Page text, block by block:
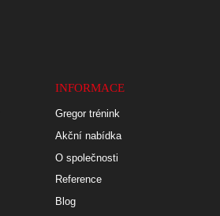
INFORMACE
Gregor trénink
Akční nabídka
O společnosti
Reference
Blog